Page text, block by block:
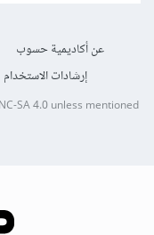
عن أكاديمية حسوب
إرشادات الاستخدام
SA 4.0unless mentioned